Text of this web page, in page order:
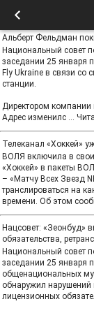
Альберт Фельдман
Национальный совет
заседании 25 января
Fly Ukraine в связи со
станции.
Директором
Адрес изменилс ...
Телеканал «Хоккей»
ВОЛЯ включила в
«Хоккей» в пакеты
– «Матчу Всех Звезд
транслироваться на
времени. Об этом
Нацсовет: «Зеонбуд»
обязательства,
Национальный совет
заседании 25 января
общенациональных
обнаружил нарушений
лицензионных